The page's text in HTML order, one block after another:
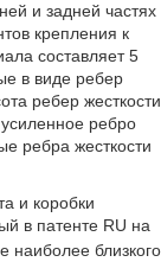
и задней частях
крепления к
составляет 5
в виде ребер
ребер жесткости
ребро
ребра жесткости
и коробки
в патенте RU на
наиболее близкого